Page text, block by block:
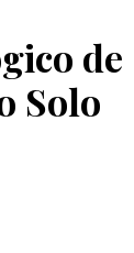
de
Solo